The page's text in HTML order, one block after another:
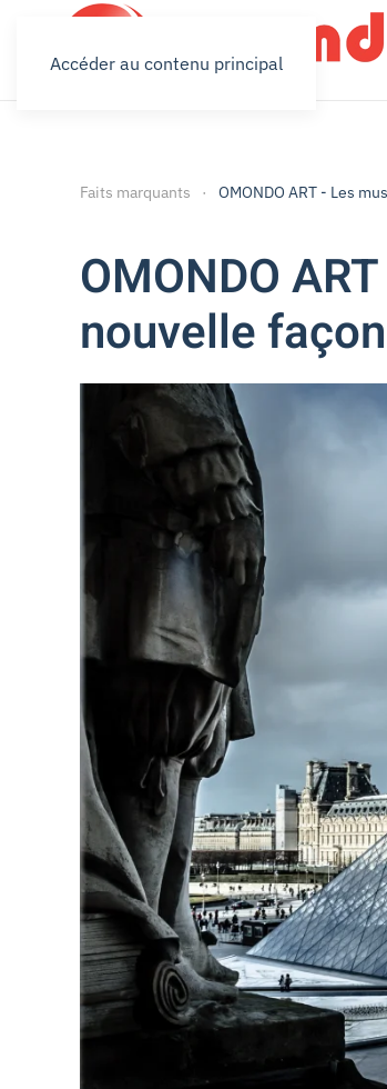
Accéder au contenu principal
Faits marquants OMONDO ART - Les
OMONDO
nouvelle